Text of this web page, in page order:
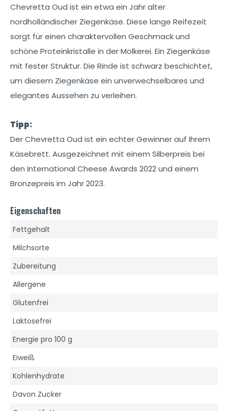
Chevretta Oud ist ein etwa ein Jahr alter
nordholländischer Ziegenkäse. Diese lange Reifezeit
sorgt für einen charaktervollen Geschmack und
schöne Proteinkristalle in der Molkerei. Ein Ziegenkäse
mit fester Struktur. Die Rinde ist schwarz beschichtet,
um diesem Ziegenkäse ein unverwechselbares und
elegantes Aussehen zu verleihen.
Tipp:
Der Chevretta Oud ist ein echter Gewinner auf Ihrem
Käsebrett. Ausgezeichnet mit einem Silberpreis bei
den International Cheese Awards 2022 und einem
Bronzepreis im Jahr 2023.
Eigenschaften
Fettgehalt
Milchsorte
Zubereitung
Allergene
Glutenfrei
Laktosefrei
Energie pro 100 g
Eiweiß
Kohlenhydrate
Davon Zucker